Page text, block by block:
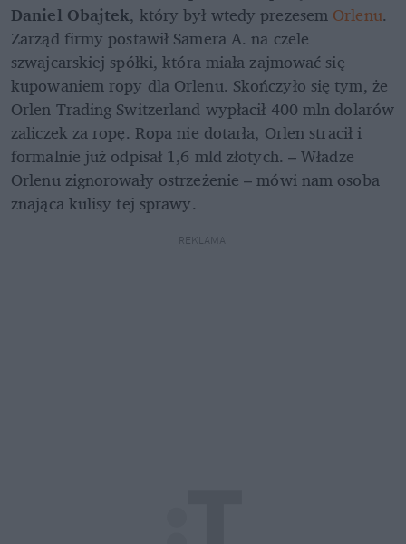
Daniel Obajtek, który był wtedy prezesem Orlenu.
Zarząd firmy postawił Samera A. na czele
szwajcarskiej spółki, która miała zajmować się
kupowaniem ropy dla Orlenu. Skończyło się tym, że
Orlen Trading Switzerland wypłacił 400 mln dolarów
zaliczek za ropę. Ropa nie dotarła, Orlen stracił i
formalnie już odpisał 1,6 mld złotych. – Władze
Orlenu zignorowały ostrzeżenie – mówi nam osoba
znająca kulisy tej sprawy.
REKLAMA